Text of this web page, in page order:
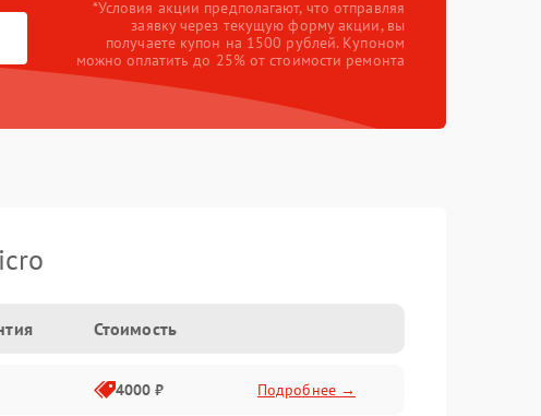
*Условия акции предполагают, что отправляя
заявку через текущую форму акции, вы
получаете купон на 1500 рублей. Купоном
можно оплатить до 25% от стоимости ремонта
Стоимость
4000 ₽ Подробнее →